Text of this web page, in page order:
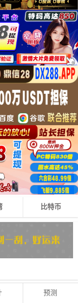
比特币
+ 7 + 5 = 17
号码
预测